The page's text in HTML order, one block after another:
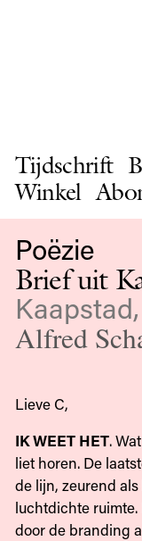
Tijdschrift
Winkel
Poëzie
Brief uit
Alfred
Lieve C,
IK WEET HET.
liet horen. De
de lijn, zeurend
luchtdichte
door de branding